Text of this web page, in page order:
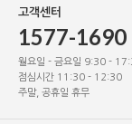
고객센터
1577-1690
월요일 - 금요일 9:30 -
점심시간 11:30 - 12:30
주말, 공휴일 휴무